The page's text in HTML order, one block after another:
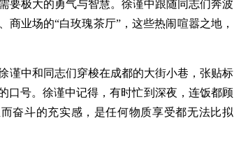
要极大的勇气与智慧。徐谨中跟随同志们奔波
业场的“白玫瑰茶厅”，这些热闹喧嚣之地，
谨中和同志们穿梭在成都的大街小巷，张贴标
口号。徐谨中记得，有时忙到深夜，连饭都顾
奋斗的充实感，是任何物质享受都无法比拟